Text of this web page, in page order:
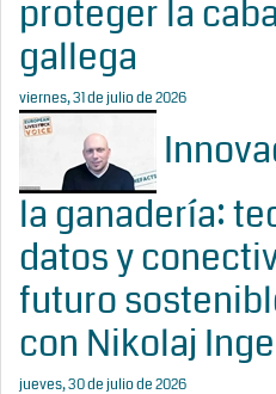
proteger la
gallega
viernes, 31 de julio de 2026
la ganadería:
datos y
futuro
con Nikolaj
jueves, 30 de julio de 2026